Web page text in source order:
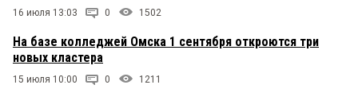
16 июля 13:03 0 1502
На базе колледжей Омска 1 сентября откроются три
новых кластера
15 июля 10:00 0 1211